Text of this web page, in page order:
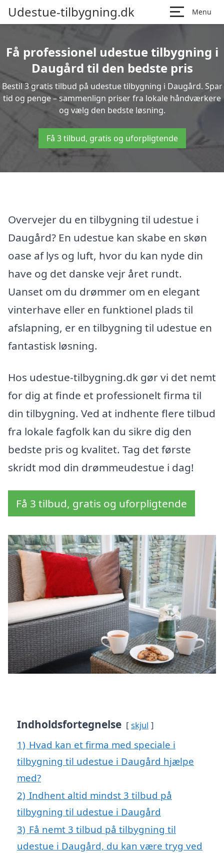
Udestue-tilbygning.dk Menu
Få professionel udestue tilbygning i
Daugård til den bedste pris
Bestil 3 gratis tilbud på udestue tilbygning i Daugård. Spar
tid og penge – sammenlign priser fra lokale håndværkere
og vælg den bedste løsning.
Få 3 tilbud, gratis og uforpligtende
Overvejer du en tilbygning til udestue i
Daugård? En udestue kan skabe en skøn
oase af lys og luft, hvor du kan nyde din
have og det danske vejr året rundt.
Uanset om du drømmer om en elegant
vinterhave eller en funktionel plads til
afslapning, er en tilbygning til udestue en
fantastisk løsning.
Hos udestue-tilbygning.dk gør vi det nemt
for dig at finde et professionelt firma til
din tilbygning. Ved at indhente flere tilbud
fra lokale fagfolk kan du sikre dig den
bedste pris og kvalitet. Tag det første
skridt mod din drømmeudestue i dag!
Få 3 tilbud, gratis og uforpligtende
Indholdsfortegnelse skjul
1) Hvad kan et firma med speciale i
tilbygning til udestue i Daugård hjælpe
med?
2) Indhent altid mindst 3 tilbud på
tilbygning til udestue i Daugård
3) Få nemt 3 tilbud på tilbygning til
udestue i Daugård, du kan være tryg ved